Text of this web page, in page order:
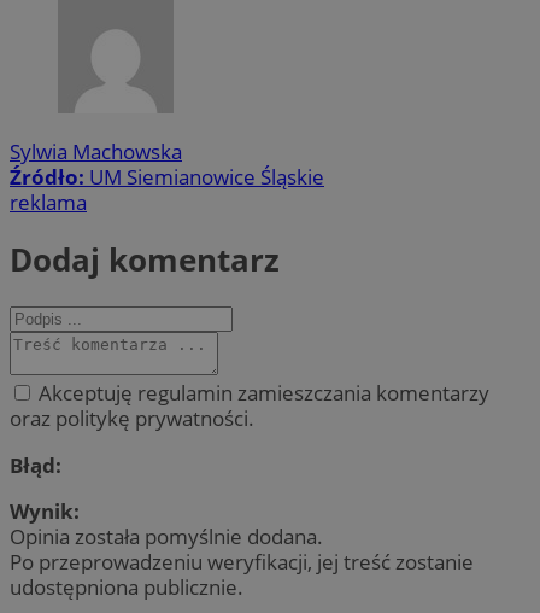
Sylwia Machowska
Źródło: UM Siemianowice Śląskie
reklama
Dodaj komentarz
Akceptuję regulamin zamieszczania komentarzy
oraz politykę prywatności.
Błąd:
Wynik:
Opinia została pomyślnie dodana.
Po przeprowadzeniu weryfikacji, jej treść zostanie
udostępniona publicznie.